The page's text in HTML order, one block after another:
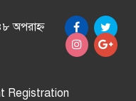
অপরাহ্ন
Registration